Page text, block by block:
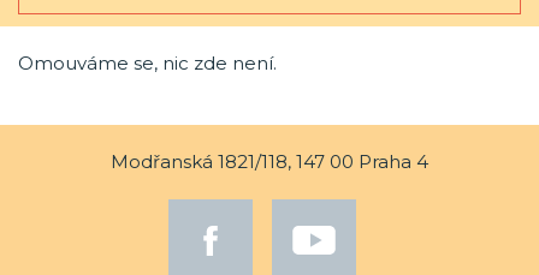
Omouváme se, nic zde není.
Modřanská 1821/118, 147 00 Praha 4